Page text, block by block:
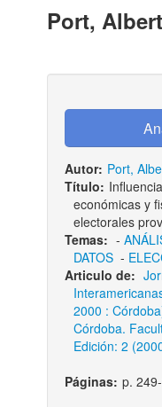
Port,
Autor: Port,
Título:
económicas y
electorales
Temas: -
DATOS-
Articulo de:
2000 :
Córdoba.
Edición: 2
Páginas: p.